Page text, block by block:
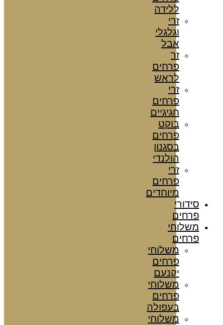
ללידה
זרי
וגלגלי
אבל
זר
פרחים
לראש
זרי
פרחים
חגיגיים
בוקט
פרחים
בסגנון
הולנדי
זרי
פרחים
מיוחדים
סידורי
פרחים
משלוחי
פרחים
משלוחי
פרחים
יקנעם
משלוחי
פרחים
בעפולה
משלוחי